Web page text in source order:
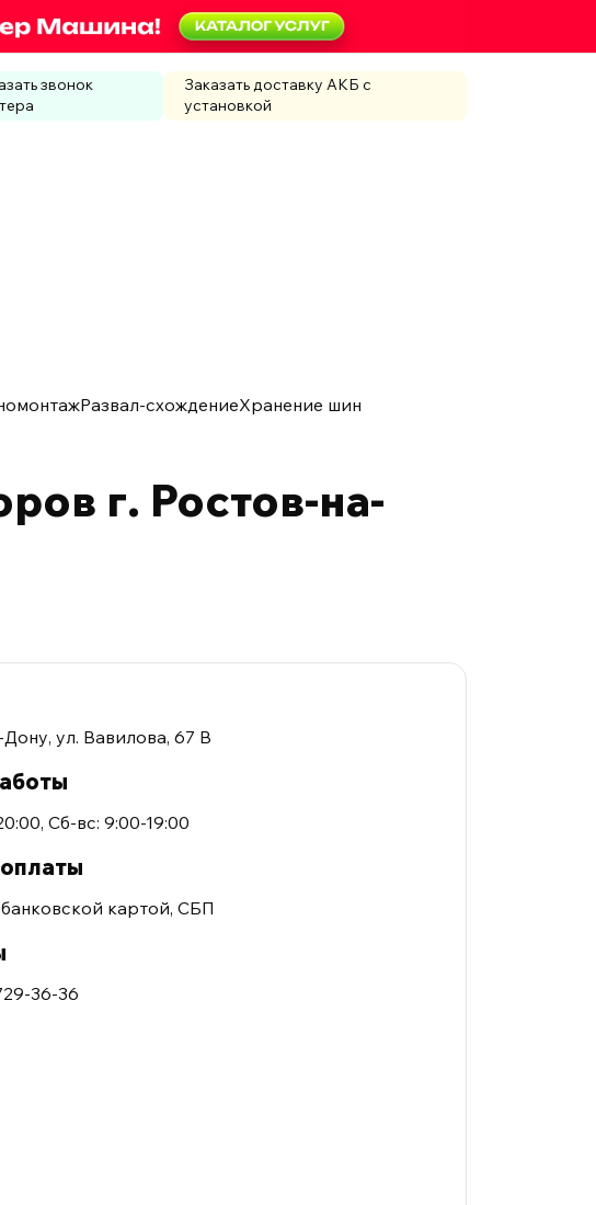
звонок
Заказать доставку АКБ с
установкой
Развал-схождениеХранение шин
г. Ростов-на-
Дону, ул. Вавилова, 67 В
Сб-вс: 9:00-19:00
картой, СБП
36-36